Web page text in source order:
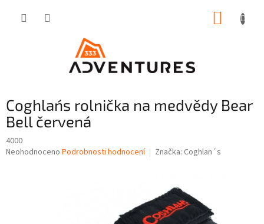
Coghlan´s rolnička na medvědy Bear
Bell červená
4000
Průměrné
Neohodnoceno Podrobnosti hodnocení Značka: Coghlan´s